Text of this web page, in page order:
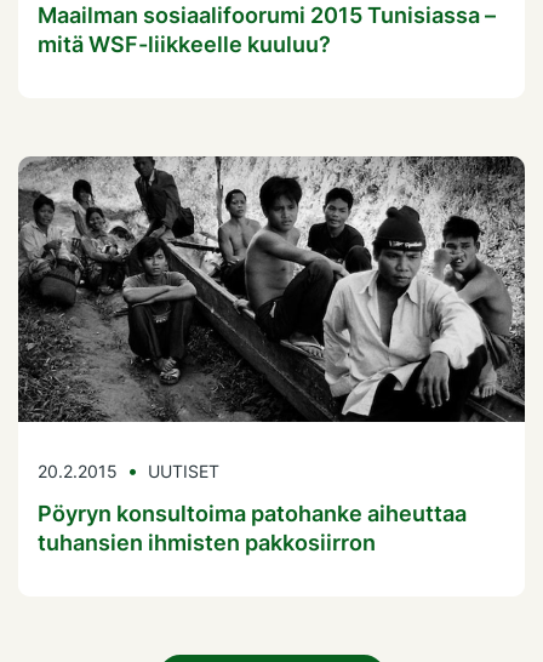
Maailman sosiaalifoorumi 2015 Tunisiassa –
mitä WSF-liikkeelle kuuluu?
20.2.2015 UUTISET
Pöyryn konsultoima patohanke aiheuttaa
tuhansien ihmisten pakkosiirron